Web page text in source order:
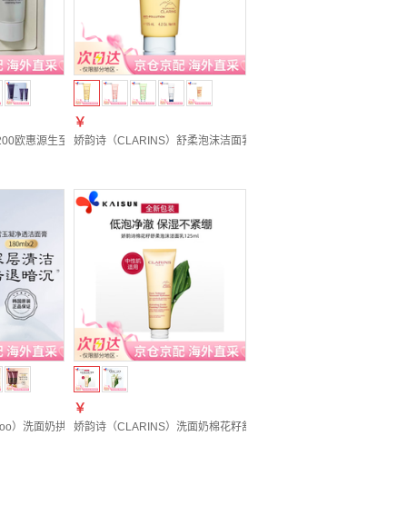
+卸妆水100ml套盒
清洁保湿敏肌可用 欧版 维生素C洗面奶 150ml
欧惠源生至臻泡沫洁面乳奇迹水分深层清洁细致毛孔女 欧蕙润白洁面套盒 160ml
￥
娇韵诗（CLARINS）舒柔泡沫洁面乳125ml 洗面奶棉花籽氨基酸温
享洗面奶 180ml +米澳拉去角质啫喱150ml
面去角质卸淡妆 蓝色洁面 150ml +黄糖去角质啫喱
）洗面奶拱辰享泡沫洁面乳洁颜膏男女氨基酸深层清洁 囤货装新版 拱辰享雪洁面
￥
娇韵诗（CLARINS）洗面奶棉花籽舒柔泡沫洁面乳深层清洁氨基酸